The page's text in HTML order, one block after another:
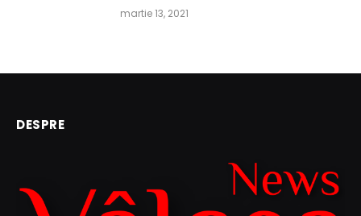
martie 13, 2021
DESPRE